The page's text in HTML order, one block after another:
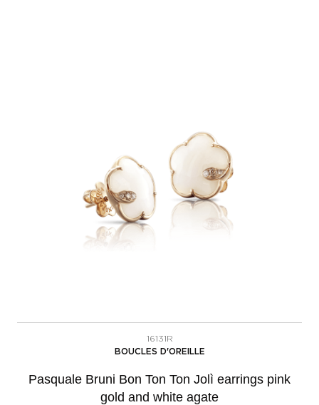
16131R
BOUCLES D'OREILLE
Pasquale Bruni Bon Ton Ton Jolì earrings pink
gold and white agate